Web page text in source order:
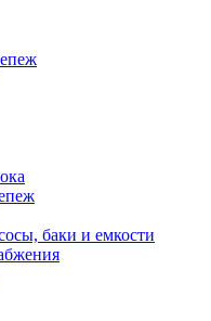
баки и емкости